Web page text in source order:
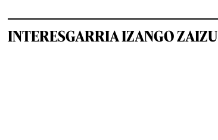
INTERESGARRIA IZANGO ZAIZU